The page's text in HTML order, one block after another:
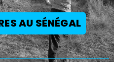
AU SÉNÉGAL